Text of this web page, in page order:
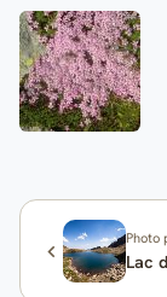
Photo
Lac